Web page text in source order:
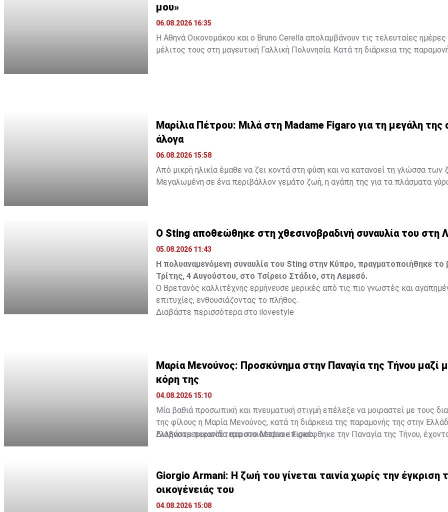
μου»
06.08.2026 16:35
Η Αθηνά Οικονομάκου και ο Bruno Cerella απολαμβάνουν τις τελευταίες ημέρες
μέλιτος τους στη μαγευτική Γαλλική Πολυνησία. Κατά τη διάρκεια της
Διαβάστε επίσης: Μαρίλια Πέτρου: Μιλά στη Madame Figaro για τη μεγάλη της
άλογα
Μαρίλια Πέτρου: Μιλά στη Madame Figaro για τη μεγάλη της
άλογα
06.08.2026 15:58
Από μικρή ηλικία έμαθε να ζει κοντά στη φύση και να κατανοεί τη γλώσσα των
Μεγαλωμένη σε ένα περιβάλλον γεμάτο ζωή, η αγάπη της για τα πλάσματα
Διαβάστε περισσότερα στο madamefigaro.cy
Ο Sting αποθεώθηκε στη χθεσινοβραδινή συναυλία του στη
05.08.2026 11:43
Η πολυαναμενόμενη συναυλία του Sting στην Κύπρο, πραγματοποιήθηκε το
Τρίτης, 4 Αυγούστου, στο Τσίρειο Στάδιο, στη Λεμεσό.
Ο Βρετανός καλλιτέχνης ερμήνευσε μερικές από τις πιο γνωστές και
επιτυχίες, ενθουσιάζοντας το πλήθος.
Διαβάστε περισσότερα στο ilovestyle
Μαρία Μενούνος: Προσκύνημα στην Παναγία της Τήνου μαζί
κόρη της
04.08.2026 15:10
Μία βαθιά προσωπική και πνευματική στιγμή επέλεξε να μοιραστεί με τους
της φίλους η Μαρία Μενούνος, κατά τη διάρκεια της παραμονής της στην
Ελληνοαμερικανίδα παρουσιάστρια επισκέφθηκε την Παναγία της Τήνου,
Διαβάστε περισσότερα στο Madame Figaro
Giorgio Armani: Η ζωή του γίνεται ταινία χωρίς την έγκριση
οικογένειάς του
04.08.2026 15:08